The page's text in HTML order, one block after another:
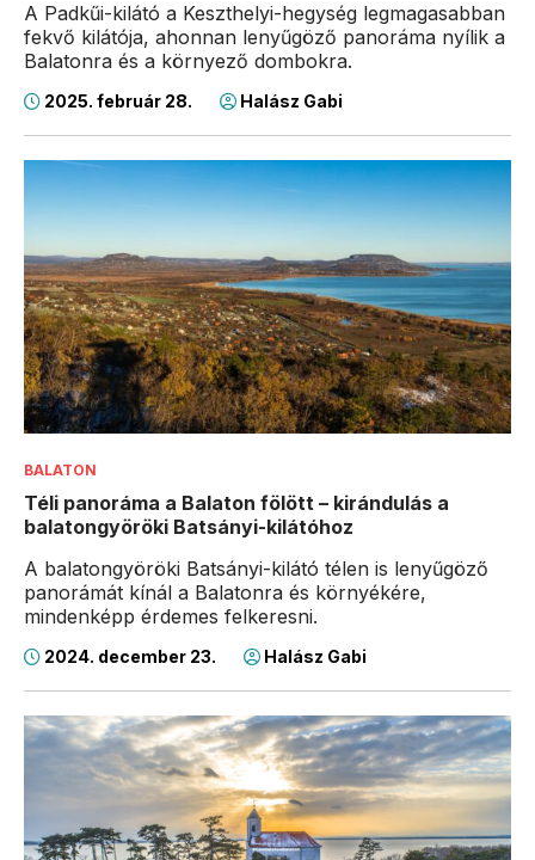
A Padkűi-kilátó a Keszthelyi-hegység legmagasabban
fekvő kilátója, ahonnan lenyűgöző panoráma nyílik a
Balatonra és a környező dombokra.
2025. február 28. Halász Gabi
BALATON
Téli panoráma a Balaton fölött – kirándulás a
balatongyöröki Batsányi-kilátóhoz
A balatongyöröki Batsányi-kilátó télen is lenyűgöző
panorámát kínál a Balatonra és környékére,
mindenképp érdemes felkeresni.
2024. december 23. Halász Gabi